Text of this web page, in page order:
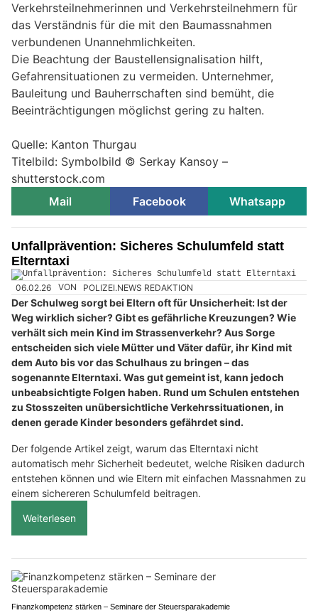
Verkehrsteilnehmerinnen und Verkehrsteilnehmern für
das Verständnis für die mit den Baumassnahmen
verbundenen Unannehmlichkeiten.
Die Beachtung der Baustellensignalisation hilft,
Gefahrensituationen zu vermeiden. Unternehmer,
Bauleitung und Bauherrschaften sind bemüht, die
Beeinträchtigungen möglichst gering zu halten.
Quelle: Kanton Thurgau
Titelbild: Symbolbild © Serkay Kansoy –
shutterstock.com
Mail
Facebook Whatsapp
Unfallprävention: Sicheres Schulumfeld statt
Elterntaxi
06.02.26 VON POLIZEI.NEWS REDAKTION
Der Schulweg sorgt bei Eltern oft für Unsicherheit: Ist der
Weg wirklich sicher? Gibt es gefährliche Kreuzungen? Wie
verhält sich mein Kind im Strassenverkehr? Aus Sorge
entscheiden sich viele Mütter und Väter dafür, ihr Kind mit
dem Auto bis vor das Schulhaus zu bringen – das
sogenannte Elterntaxi. Was gut gemeint ist, kann jedoch
unbeabsichtigte Folgen haben. Rund um Schulen entstehen
zu Stosszeiten unübersichtliche Verkehrssituationen, in
denen gerade Kinder besonders gefährdet sind.
Der folgende Artikel zeigt, warum das Elterntaxi nicht
automatisch mehr Sicherheit bedeutet, welche Risiken dadurch
entstehen können und wie Eltern mit einfachen Massnahmen zu
einem sichereren Schulumfeld beitragen.
Weiterlesen
Finanzkompetenz stärken – Seminare der Steuersparakademie